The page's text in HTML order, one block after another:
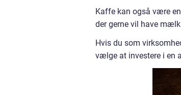
Kaffe kan også være
der gerne vil have
Hvis du som
vælge at investere i en